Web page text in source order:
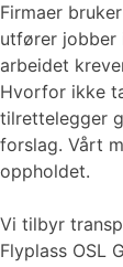
Firmaer
utfører jobber
arbeidet
Hvorfor ikke
tilrettelegger
forslag. Vårt
oppholdet.
Vi tilbyr
Flyplass OSL